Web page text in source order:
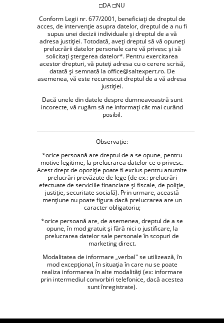
□DA □NU
Conform Legii nr. 677/2001, beneficiaţi de dreptul de
acces, de intervenţie asupra datelor, dreptul de a nu fi
supus unei decizii individuale şi dreptul de a vă
adresa justiţiei. Totodată, aveţi dreptul să vă opuneţi
prelucrării datelor personale care vă privesc şi să
solicitaţi ştergerea datelor*. Pentru exercitarea
acestor drepturi, vă puteţi adresa cu o cerere scrisă,
datată şi semnată la office@saltexpert.ro. De
asemenea, vă este recunoscut dreptul de a vă adresa
justiţiei.
Dacă unele din datele despre dumneavoastră sunt
incorecte, vă rugăm să ne informaţi cât mai curând
posibil.
Observaţie:
*orice persoană are dreptul de a se opune, pentru
motive legitime, la prelucrarea datelor ce o privesc.
Acest drept de opoziţie poate fi exclus pentru anumite
prelucrări prevăzute de lege (de ex.: prelucrări
efectuate de serviciile financiare şi fiscale, de poliţie,
justiţie, securitate socială). Prin urmare, această
menţiune nu poate figura dacă prelucrarea are un
caracter obligatoriu;
*orice persoană are, de asemenea, dreptul de a se
opune, în mod gratuit şi fără nici o justificare, la
prelucrarea datelor sale personale în scopuri de
marketing direct.
Modalitatea de informare „verbal" se utilizează, în
mod excepţional, în situaţia în care nu se poate
realiza informarea în alte modalităţi (ex: informare
prin intermediul convorbiri telefonice, dacă acestea
sunt înregistrate).